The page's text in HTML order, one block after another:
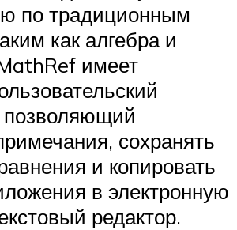
по традиционным
как алгебра и
имеет
сохранять
и копировать
в электронную
редактор.